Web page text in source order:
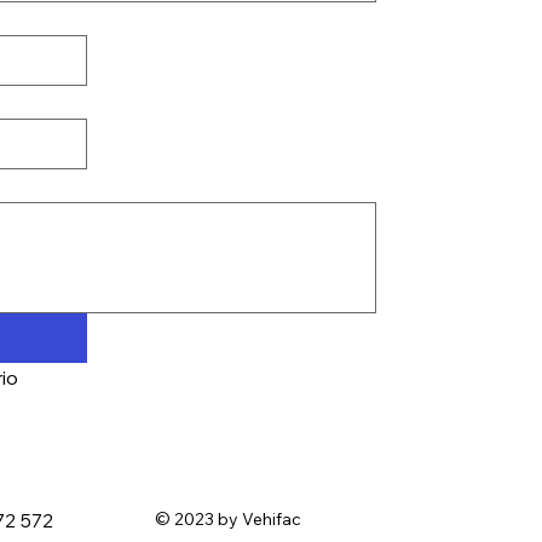
572
© 2023 by Vehifac